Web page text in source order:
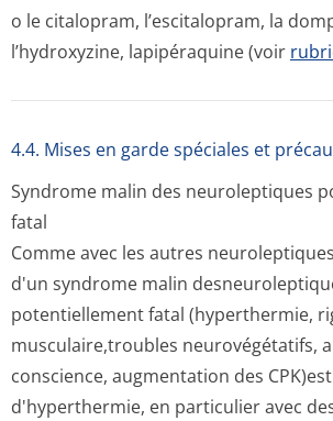
o le citalopram, l’escitalopram, la
l’hydroxyzine, lapipéraquine (voir
4.4. Mises en garde spéciales et
Syndrome malin des neuroleptiques
fatal
Comme avec les autres
d'un syndrome malin
potentiellement fatal (hyperthermie,
musculaire,troubles neurovégétatifs,
conscience, augmentation des
d'hyperthermie, en particulier avec